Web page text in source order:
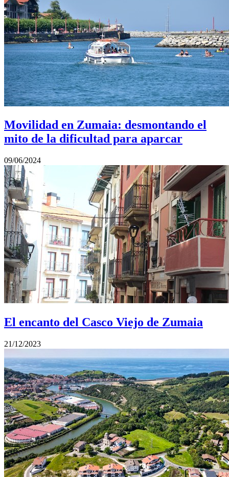
Movilidad en Zumaia: desmontando el
mito de la dificultad para aparcar
09/06/2024
El encanto del Casco Viejo de Zumaia
21/12/2023